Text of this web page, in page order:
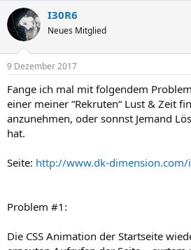
k
t
i
n
e
:
I30R6
Neues Mitglied
9 Dezember 2017
Fange ich mal mit folgendem
einer meiner “Rekruten“ Lust & Zeit
anzunehmen, oder sonnst Jemand
hat.
Seite: http://www.dk-dimension.com/
Problem #1:
Die CSS Animation der Startseite